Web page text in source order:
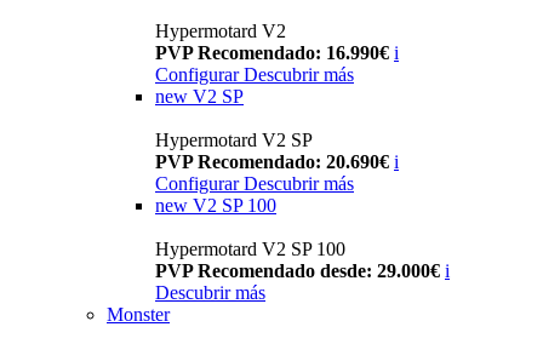
Hypermotard V2
PVP Recomendado: 16.990€ i
Configurar Descubrir más
new V2 SP
Hypermotard V2 SP
PVP Recomendado: 20.690€ i
Configurar Descubrir más
new V2 SP 100
Hypermotard V2 SP 100
PVP Recomendado desde: 29.000€ i
Descubrir más
Monster